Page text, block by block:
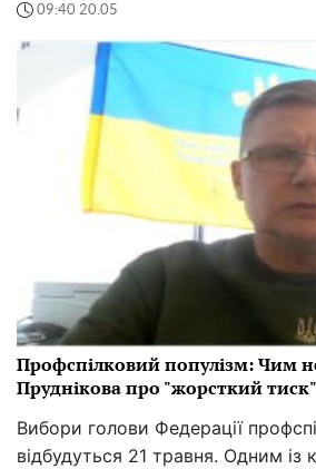
09:40 20.05
Профспілковий популізм: Чим
Пруднікова про "жорсткий
Вибори голови Федерації
відбудуться 21 травня. Одним із